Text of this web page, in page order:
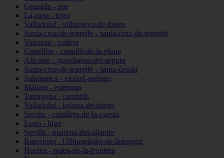
Granada - gor
La-rioja - tirgo
Valladolid - villanueva-de-duero
Santa-cruz-de-tenerife - santa-cruz-de-tenerife
Valencia - cullera
Castellón - castelló-de-la-plana
Alicante - guardamar-del-segura
Santa-cruz-de-tenerife - santa-úrsula
Salamanca - ciudad-rodrigo
Málaga - estepona
Tarragona - cambrils
Valladolid - laguna-de-duero
Sevilla - castilleja-de-la-cuesta
Lugo - lugo
Sevilla - mairena-del-aljarafe
Barcelona - l39hospitalet-de-llobregat
Huelva - palos-de-la-frontera